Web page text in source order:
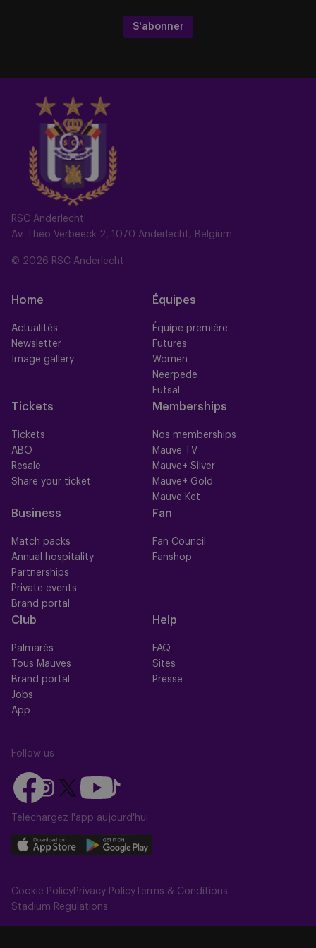
RSC Anderlecht
Av. Théo Verbeeck 2, 1070 Anderlecht, Belgium
© 2026 RSC Anderlecht
Home
Actualités
Newsletter
Image gallery
Équipes
Équipe première
Futures
Women
Neerpede
Futsal
Tickets
Tickets
ABO
Resale
Share your ticket
Memberships
Nos memberships
Mauve TV
Mauve+ Silver
Mauve+ Gold
Mauve Ket
Business
Match packs
Annual hospitality
Partnerships
Private events
Brand portal
Fan
Fan Council
Fanshop
Club
Palmarès
Tous Mauves
Brand portal
Jobs
App
Help
FAQ
Sites
Presse
Follow us
Follow
us
on
Follow
us
on
Instagram
Follow
on
X
(Twitter)
Follow
us
on
Follow
us
on
TikTok
Téléchargez l'app aujourd'hui
Download
on
the
Download
on
the
Cookie PolicyPrivacy Policy Terms & Conditions
Stadium Regulations
S'abonner